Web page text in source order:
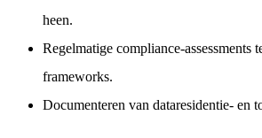
heen.
Regelmatige compliance-assessments
frameworks.
Documenteren van dataresidentie- en